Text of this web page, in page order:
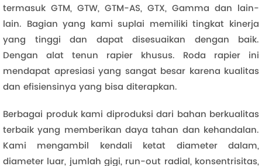
termasuk GTM, GTW, GTM-AS, GTX, Gamma dan lain-
lain. Bagian yang kami suplai memiliki tingkat kinerja
yang tinggi dan dapat disesuaikan dengan baik.
Dengan alat tenun rapier khusus. Roda rapier ini
mendapat apresiasi yang sangat besar karena kualitas
dan efisiensinya yang bisa diterapkan.
Berbagai produk kami diproduksi dari bahan berkualitas
terbaik yang memberikan daya tahan dan kehandalan.
Kami mengambil kendali ketat diameter dalam,
diameter luar, jumlah gigi, run-out radial, konsentrisitas,